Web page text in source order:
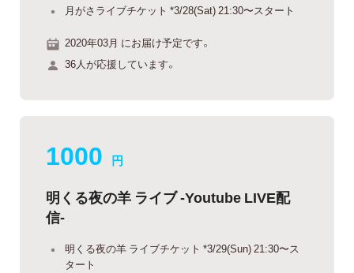
月がさライブチケット *3/28(Sat) 21:30〜スタート
2020年03月 にお届け予定です。
36人が応援しています。
1000 円
明くる夜の羊 ライブ -Youtube LIVE配
信-
明くる夜の羊 ライブチケット *3/29(Sun) 21:30〜ス
タート